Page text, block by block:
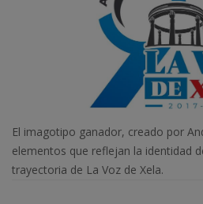
El imagotipo ganador, creado por
elementos que reflejan la identidad
trayectoria de La Voz de Xela.